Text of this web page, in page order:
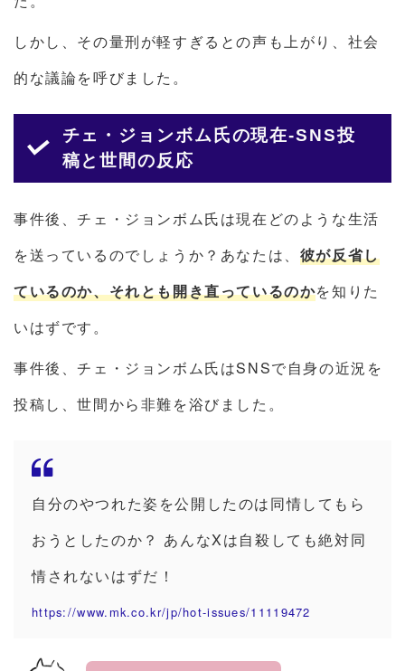
しかし、その量刑が軽すぎるとの声も上がり、社会
的な議論を呼びました。
チェ・ジョンボム氏の現在-SNS投
稿と世間の反応
事件後、チェ・ジョンボム氏は現在どのような生活
を送っているのでしょうか？あなたは、 彼が反省し
ているのか、それとも開き直っているのかを知りた
いはずです。
事件後、チェ・ジョンボム氏はSNSで自身の近況を
投稿し、世間から非難を浴びました。
自分のやつれた姿を公開したのは同情してもら
おうとしたのか？ あんなXは自殺しても絶対同
情されないはずだ！
https://www.mk.co.kr/jp/hot-issues/11119472